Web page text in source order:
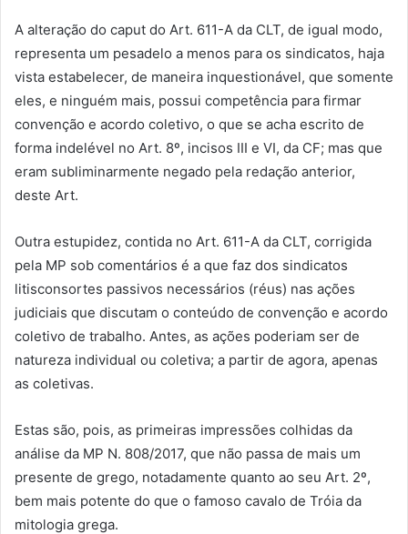
A alteração do caput do Art. 611-A da CLT, de igual modo,
representa um pesadelo a menos para os sindicatos, haja
vista estabelecer, de maneira inquestionável, que somente
eles, e ninguém mais, possui competência para firmar
convenção e acordo coletivo, o que se acha escrito de
forma indelével no Art. 8º, incisos III e VI, da CF; mas que
eram subliminarmente negado pela redação anterior,
deste Art.
Outra estupidez, contida no Art. 611-A da CLT, corrigida
pela MP sob comentários é a que faz dos sindicatos
litisconsortes passivos necessários (réus) nas ações
judiciais que discutam o conteúdo de convenção e acordo
coletivo de trabalho. Antes, as ações poderiam ser de
natureza individual ou coletiva; a partir de agora, apenas
as coletivas.
Estas são, pois, as primeiras impressões colhidas da
análise da MP N. 808/2017, que não passa de mais um
presente de grego, notadamente quanto ao seu Art. 2º,
bem mais potente do que o famoso cavalo de Tróia da
mitologia grega.